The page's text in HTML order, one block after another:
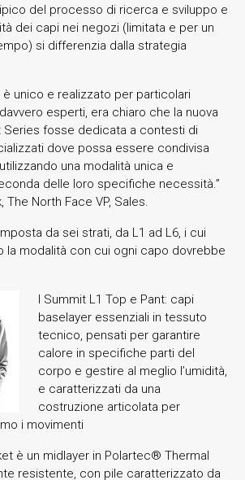
del processo di ricerca e sviluppo e
dei capi nei negozi (limitata e per un
si differenzia dalla strategia
è unico e realizzato per particolari
esperti, era chiaro che la nuova
Series fosse dedicata a contesti di
dove possa essere condivisa
una modalità unica e
delle loro specifiche necessità.”
The North Face VP, Sales.
da sei strati, da L1 ad L6, i cui
la modalità con cui ogni capo dovrebbe
I Summit L1 Top e Pant: capi
baselayer essenziali in tessuto
tecnico, pensati per garantire
calore in specifiche parti del
corpo e gestire al meglio l’umidità,
e caratterizzati da una
costruzione articolata per
i movimenti
è un midlayer in Polartec® Thermal
resistente, con pile caratterizzato da